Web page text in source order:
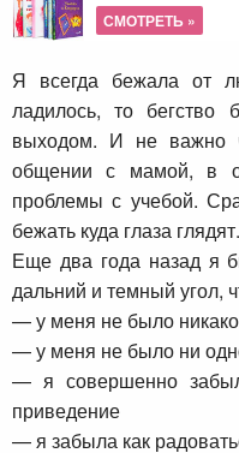
СМОТРЕТЬ »
Я всегда бежала от
ладилось, то
выходом. И не важно
общении с мамой, в
проблемы с учебой.
бежать куда глаза глядят.
Еще два года назад я
дальний и темный угол,
— у меня не было
— у меня не было ни
— я совершенно
приведение
— я забыла как